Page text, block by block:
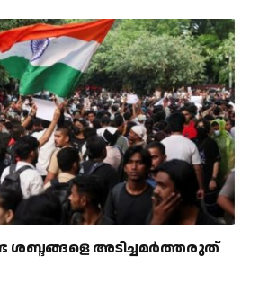
ശബ്ദങ്ങളെ അടിച്ചമര്‍ത്തരുത്